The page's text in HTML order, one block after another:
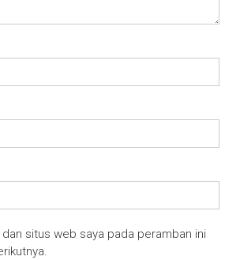
dan situs web saya pada peramban ini